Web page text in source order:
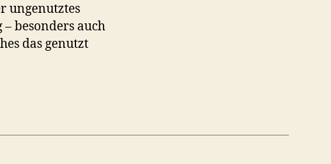
ungenutztes
besonders auch
das genutzt